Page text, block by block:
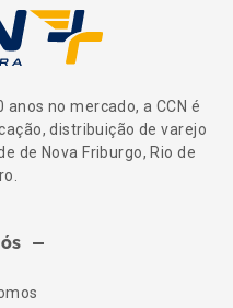
no mercado, a CCN é
distribuição de varejo
de Nova Friburgo, Rio de